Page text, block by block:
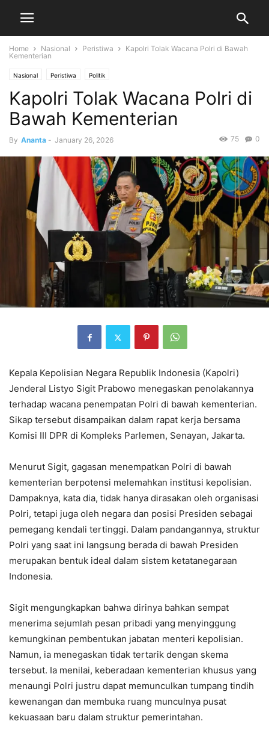
Home Nasional Peristiwa
Kapolri Tolak Wacana Polri di Bawah
Kementerian
Nasional Peristiwa Politik
Kapolri Tolak Wacana Polri di
Bawah Kementerian
By Ananta - January 26, 2026 0
75
Kepala Kepolisian Negara Republik Indonesia (Kapolri)
Jenderal Listyo Sigit Prabowo menegaskan penolakannya
terhadap wacana penempatan Polri di bawah kementerian.
Sikap tersebut disampaikan dalam rapat kerja bersama
Komisi III DPR di Kompleks Parlemen, Senayan, Jakarta.
Menurut Sigit, gagasan menempatkan Polri di bawah
kementerian berpotensi melemahkan institusi kepolisian.
Dampaknya, kata dia, tidak hanya dirasakan oleh organisasi
Polri, tetapi juga oleh negara dan posisi Presiden sebagai
pemegang kendali tertinggi. Dalam pandangannya, struktur
Polri yang saat ini langsung berada di bawah Presiden
merupakan bentuk ideal dalam sistem ketatanegaraan
Indonesia.
Sigit mengungkapkan bahwa dirinya bahkan sempat
menerima sejumlah pesan pribadi yang menyinggung
kemungkinan pembentukan jabatan menteri kepolisian.
Namun, ia menegaskan tidak tertarik dengan skema
tersebut. Ia menilai, keberadaan kementerian khusus yang
menaungi Polri justru dapat memunculkan tumpang tindih
kewenangan dan membuka ruang munculnya pusat
kekuasaan baru dalam struktur pemerintahan.